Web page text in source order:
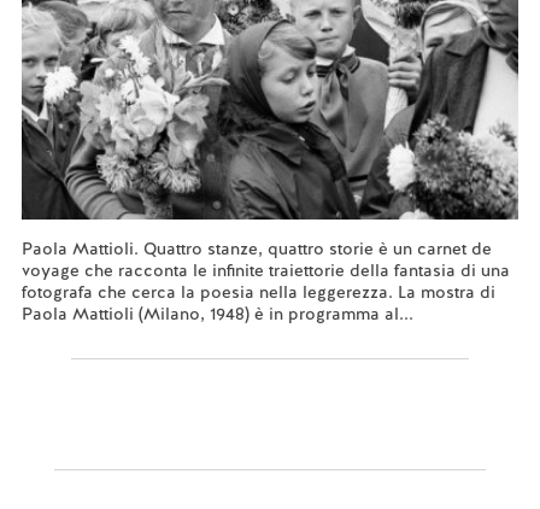
Paola Mattioli. Quattro stanze, quattro storie è un carnet de
voyage che racconta le infinite traiettorie della fantasia di una
fotografa che cerca la poesia nella leggerezza. La mostra di
Paola Mattioli (Milano, 1948) è in programma al...